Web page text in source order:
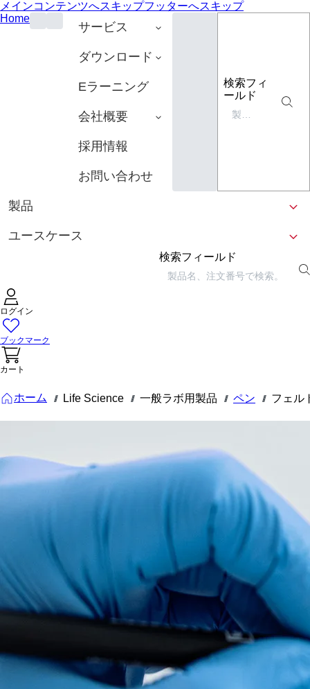
メインコンテンツへスキップフッターへスキップ
Home
サービス
ダウンロード
Eラーニング
会社概要
採用情報
お問い合わせ
検索フィ
ールド
製品
ユースケース
検索フィールド
ログイン
ブックマーク
カート
ホーム /// Life Science /// 一般ラボ用製品 /// ペン /// フェル